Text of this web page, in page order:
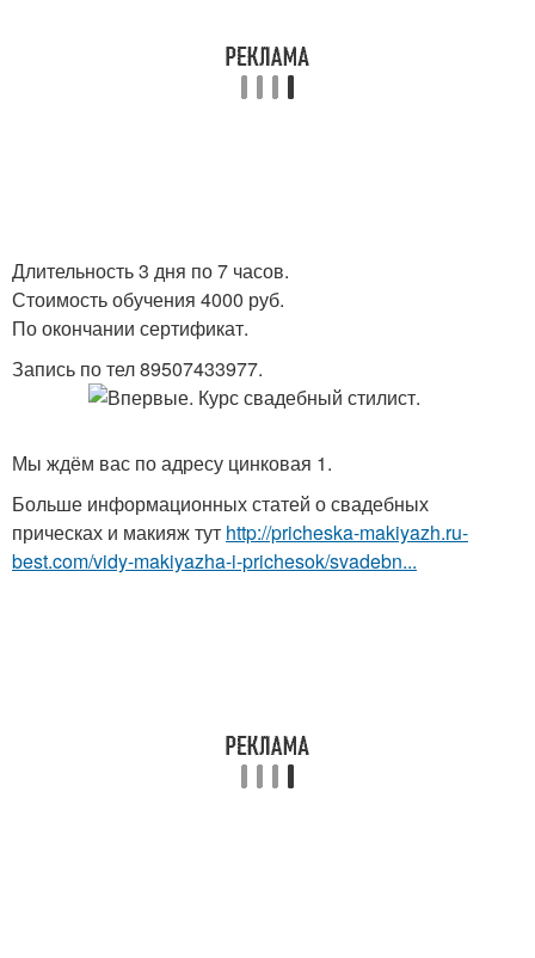
Длительность 3 дня по 7 часов.
Стоимость обучения 4000 руб.
По окончании сертификат.
Запись по тел 89507433977.
Мы ждём вас по адресу цинковая 1.
Больше информационных статей о свадебных
прическах и макияж тут http://pricheska-makiyazh.ru-
best.com/vidy-makiyazha-i-prichesok/svadebn...